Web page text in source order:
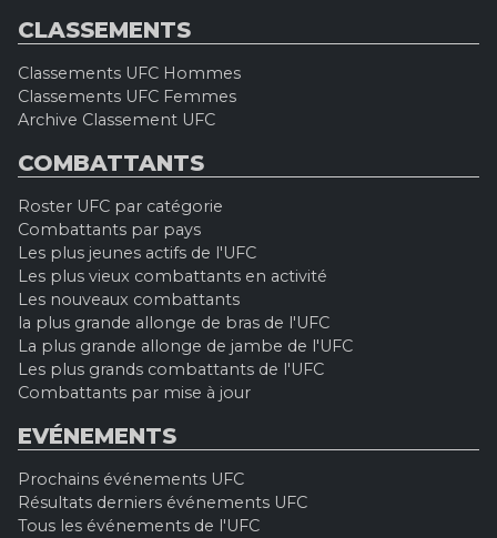
CLASSEMENTS
Classements UFC Hommes
Classements UFC Femmes
Archive Classement UFC
COMBATTANTS
Roster UFC par catégorie
Combattants par pays
Les plus jeunes actifs de l'UFC
Les plus vieux combattants en activité
Les nouveaux combattants
la plus grande allonge de bras de l'UFC
La plus grande allonge de jambe de l'UFC
Les plus grands combattants de l'UFC
Combattants par mise à jour
EVÉNEMENTS
Prochains événements UFC
Résultats derniers événements UFC
Tous les événements de l'UFC